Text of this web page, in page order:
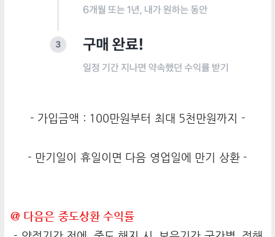
- 가입금액 : 100만원부터 최대 5천만원까지 -
- 만기일이 휴일이면 다음 영업일에 만기 상환 -
@ 다음은 중도상환 수익률